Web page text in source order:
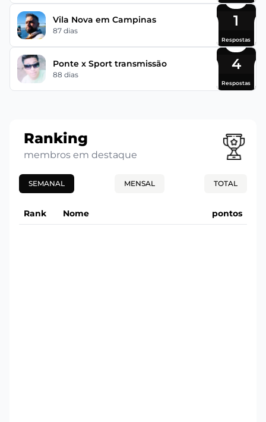
Vila Nova em Campinas
87 dias
1
Respostas
Ponte x Sport transmissão
88 dias
4
Respostas
Ranking
membros em destaque
SEMANAL MENSAL TOTAL
Rank Nome pontos